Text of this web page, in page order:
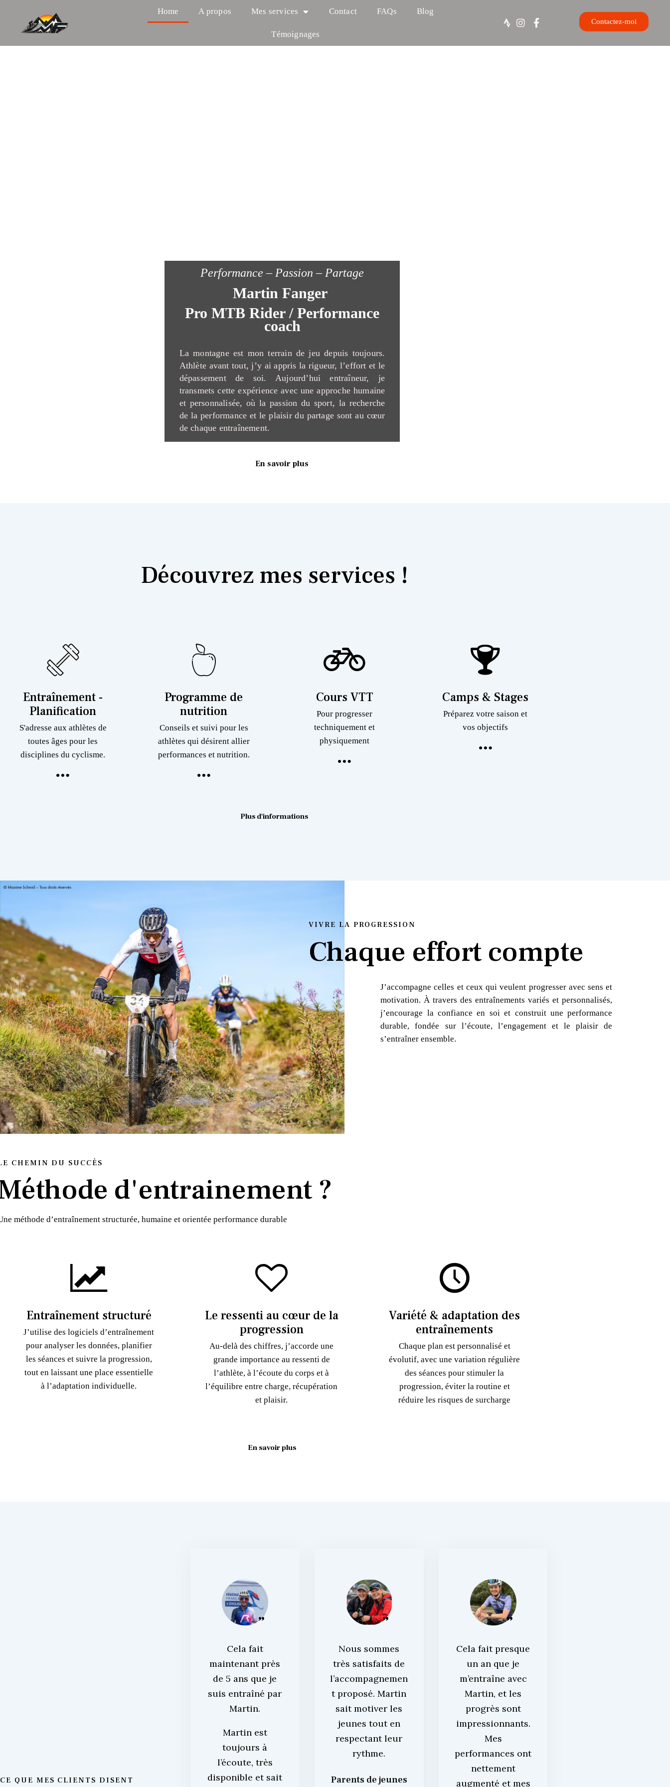
Home A propos Mes services Contact FAQs Blog
Témoignages
Contactez-moi
Performance – Passion – Partage
Martin Fanger
Pro MTB Rider / Performance
coach
La montagne est mon terrain de jeu depuis toujours.
Athlète avant tout, j’y ai appris la rigueur, l’effort et le
dépassement de soi. Aujourd’hui entraîneur, je
transmets cette expérience avec une approche humaine
et personnalisée, où la passion du sport, la recherche
de la performance et le plaisir du partage sont au cœur
de chaque entraînement.
En savoir plus
Découvrez mes services !
Entraînement -
Planification
S'adresse aux athlètes de
toutes âges pour les
disciplines du cyclisme.
Programme de
nutrition
Conseils et suivi pour les
athlètes qui désirent allier
performances et nutrition.
Cours VTT
Pour progresser
techniquement et
physiquement
Camps & Stages
Préparez votre saison et
vos objectifs
Plus d'informations
VIVRE LA PROGRESSION
Chaque effort compte
J’accompagne celles et ceux qui veulent progresser avec sens et
motivation. À travers des entraînements variés et personnalisés,
j’encourage la confiance en soi et construit une performance
durable, fondée sur l’écoute, l’engagement et le plaisir de
s’entraîner ensemble.
CHEMIN DU SUCCÈS
d'entrainement ?
méthode d’entraînement structurée, humaine et orientée performance durable
Entraînement structuré
J’utilise des logiciels d’entraînement
pour analyser les données, planifier
les séances et suivre la progression,
tout en laissant une place essentielle
à l’adaptation individuelle.
Le ressenti au cœur de la
progression
Au-delà des chiffres, j’accorde une
grande importance au ressenti de
l’athlète, à l’écoute du corps et à
l’équilibre entre charge, récupération
et plaisir.
Variété & adaptation des
entraînements
Chaque plan est personnalisé et
évolutif, avec une variation régulière
des séances pour stimuler la
progression, éviter la routine et
réduire les risques de surcharge
En savoir plus
CE QUE MES CLIENTS DISENT
Cela fait
maintenant près
de 5 ans que je
suis entraîné par
Martin.
Martin est
toujours à
l’écoute, très
disponible et sait
Nous sommes
très satisfaits de
l’accompagnemen
t proposé. Martin
sait motiver les
jeunes tout en
respectant leur
rythme.
Parents de jeunes
Cela fait presque
un an que je
m’entraîne avec
Martin, et les
progrès sont
impressionnants.
Mes
performances ont
nettement
augmenté et mes